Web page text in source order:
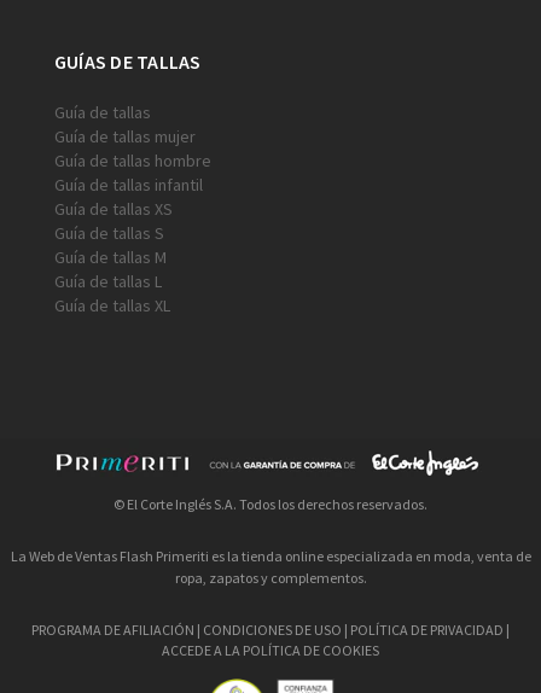
GUÍAS DE TALLAS
Guía de tallas
Guía de tallas mujer
Guía de tallas hombre
Guía de tallas infantil
Guía de tallas XS
Guía de tallas S
Guía de tallas M
Guía de tallas L
Guía de tallas XL
© El Corte Inglés S.A. Todos los derechos reservados.
La Web de Ventas Flash Primeriti es la tienda online especializada en moda, venta de
ropa, zapatos y complementos.
PROGRAMA DE AFILIACIÓN | CONDICIONES DE USO | POLÍTICA DE PRIVACIDAD |
ACCEDE A LA POLÍTICA DE COOKIES